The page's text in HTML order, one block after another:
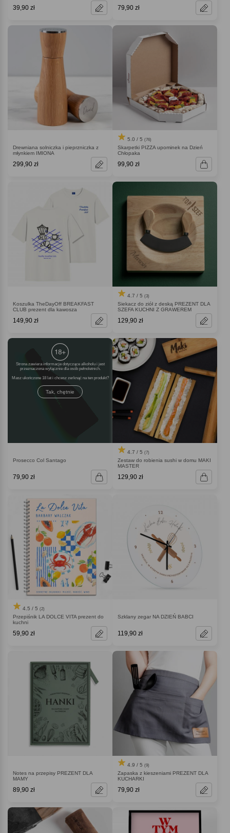
39,90 zł 79,90 zł
Drewniana solniczka i pieprzniczka z
młynkiem IMIONA
299,90 zł
5.0 / 5 (76)
Skarpetki PIZZA upominek na Dzień
Chłopaka
99,90 zł
Koszulka TheDayOff BREAKFAST
CLUB prezent dla kawosza
149,90 zł
4.7 / 5 (3)
Siekacz do ziół z deską PREZENT DLA
SZEFA KUCHNI Z GRAWEREM
129,90 zł
Strona zawiera informacje dotyczące alkoholu i jest
przeznaczona wyłącznie dla osób pełnoletnich.
Masz ukończone 18 lat i chcesz zerknąć na ten produkt
Tak, chętnie
Prosecco Col Santago
79,90 zł
4.7 / 5 (7)
Zestaw do robienia sushi w domu MAKI
MASTER
129,90 zł
4.5 / 5 (2)
Przepiśnik LA DOLCE VITA prezent do
kuchni
59,90 zł
Szklany zegar NA DZIEŃ BABCI
119,90 zł
Notes na przepisy PREZENT DLA
MAMY
89,90 zł
4.9 / 5 (9)
Zapaska z kieszeniami PREZENT DLA
KUCHARKI
79,90 zł